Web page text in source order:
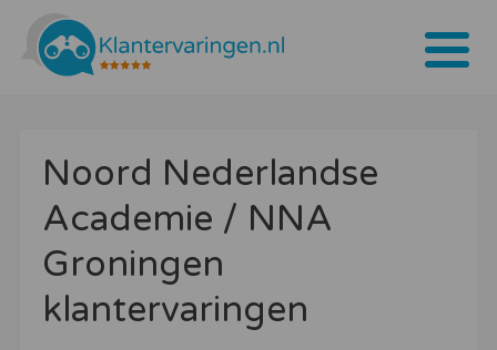
Tarieven
Bedrijven
Over ons
Blogs
Noord Nederlandse
Academie / NNA
Groningen
klantervaringen